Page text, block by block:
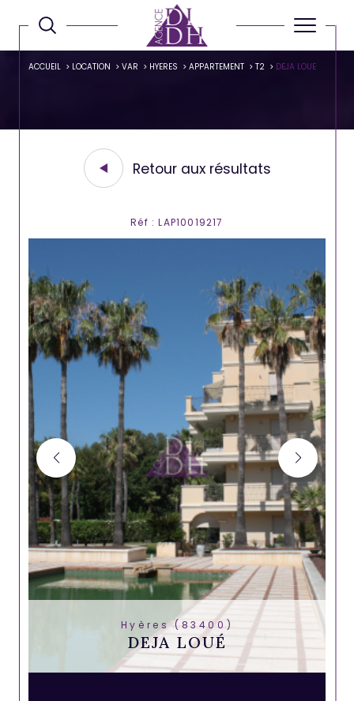
ACCUEIL LOCATION VAR HYERES APPARTEMENT T2 DEJA LOUE
Retour aux résultats
Réf : LAP10019217
Hyères (83400)
DEJA LOUÉ